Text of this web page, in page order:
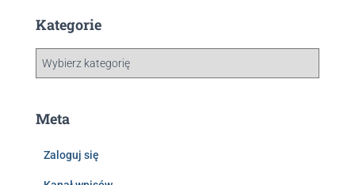
Kategorie
Meta
Zaloguj się